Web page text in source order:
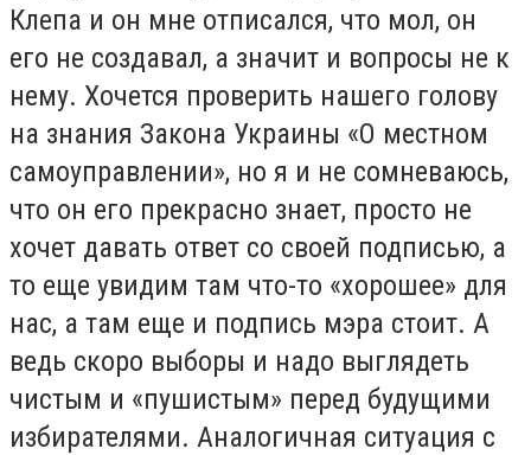
Клепа и он мне отписался, что мол, он
его не создавал, а значит и вопросы не к
нему. Хочется проверить нашего голову
на знания Закона Украины «О местном
самоуправлении», но я и не сомневаюсь,
что он его прекрасно знает, просто не
хочет давать ответ со своей подписью, а
то еще увидим там что-то «хорошее» для
нас, а там еще и подпись мэра стоит. А
ведь скоро выборы и надо выглядеть
чистым и «пушистым» перед будущими
избирателями. Аналогичная ситуация с